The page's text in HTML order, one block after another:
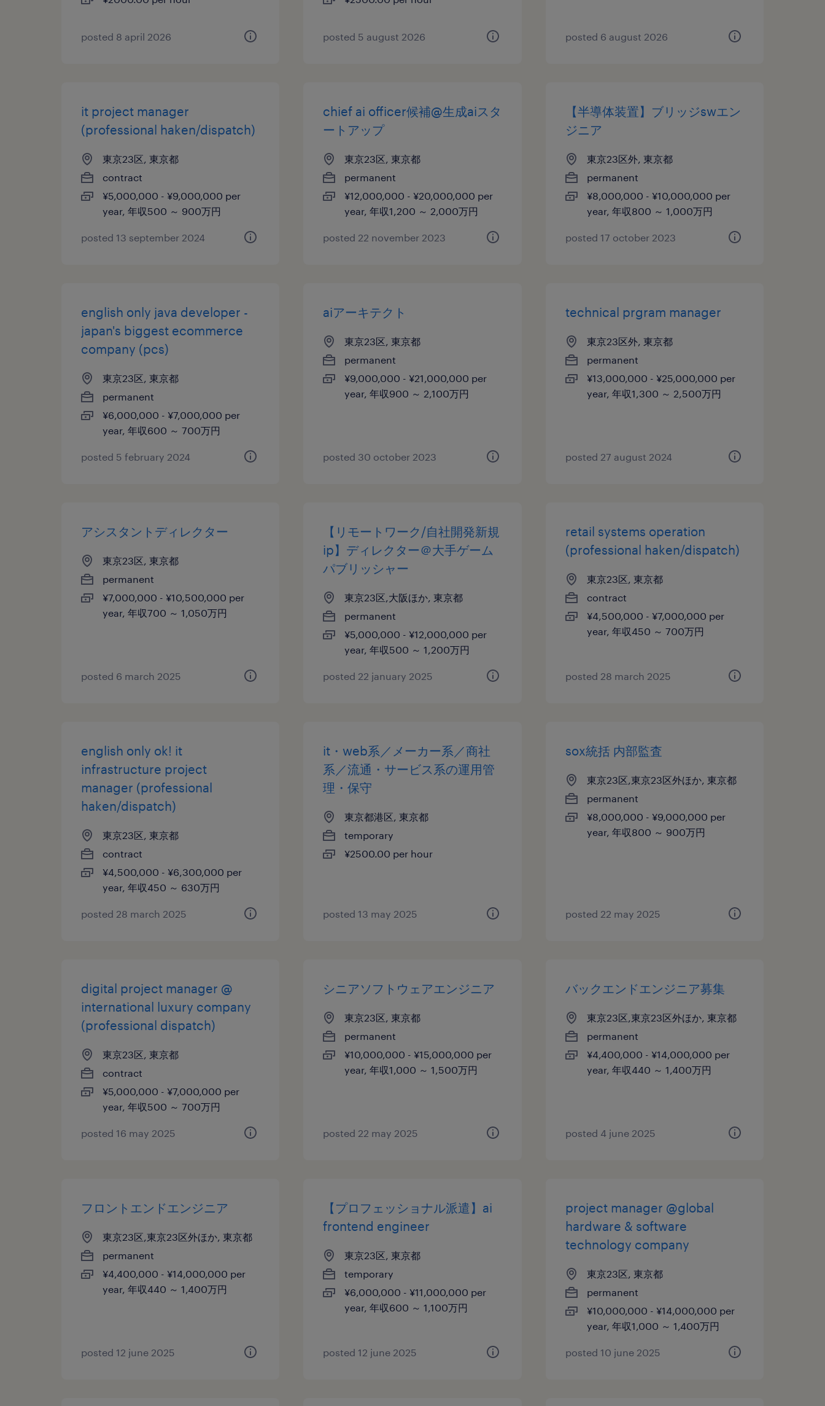
posted 8 april 2026 posted 5 august 2026 posted 6 august 2026
it project manager
(professional haken/dispatch)
東京23区, 東京都
contract
¥5,000,000 - ¥9,000,000 per
year, 年収500 ～ 900万円
posted 13 september 2024
chief ai officer候補@生成aiスタ
ートアップ
東京23区, 東京都
permanent
¥12,000,000 - ¥20,000,000 per
year, 年収1,200 ～ 2,000万円
posted 22 november 2023
【半導体装置】ブリッジswエン
ジニア
東京23区外, 東京都
permanent
¥8,000,000 - ¥10,000,000 per
year, 年収800 ～ 1,000万円
posted 17 october 2023
english only java developer -
japan's biggest ecommerce
company (pcs)
東京23区, 東京都
permanent
¥6,000,000 - ¥7,000,000 per
year, 年収600 ～ 700万円
posted 5 february 2024
aiアーキテクト
東京23区, 東京都
permanent
¥9,000,000 - ¥21,000,000 per
year, 年収900 ～ 2,100万円
posted 30 october 2023
technical prgram manager
東京23区外, 東京都
permanent
¥13,000,000 - ¥25,000,000 per
year, 年収1,300 ～ 2,500万円
posted 27 august 2024
アシスタントディレクター
東京23区, 東京都
permanent
¥7,000,000 - ¥10,500,000 per
year, 年収700 ～ 1,050万円
posted 6 march 2025
【リモートワーク/自社開発新規
ip】ディレクター＠大手ゲーム
パブリッシャー
東京23区,大阪ほか, 東京都
permanent
¥5,000,000 - ¥12,000,000 per
year, 年収500 ～ 1,200万円
posted 22 january 2025
retail systems operation
(professional haken/dispatch)
東京23区, 東京都
contract
¥4,500,000 - ¥7,000,000 per
year, 年収450 ～ 700万円
posted 28 march 2025
english only ok! it
infrastructure project
manager (professional
haken/dispatch)
東京23区, 東京都
contract
¥4,500,000 - ¥6,300,000 per
year, 年収450 ～ 630万円
posted 28 march 2025
it・web系／メーカー系／商社
系／流通・サービス系の運用管
理・保守
東京都港区, 東京都
temporary
¥2500.00 per hour
posted 13 may 2025
sox統括 内部監査
東京23区,東京23区外ほか, 東京都
permanent
¥8,000,000 - ¥9,000,000 per
year, 年収800 ～ 900万円
posted 22 may 2025
digital project manager @
international luxury company
(professional dispatch)
東京23区, 東京都
contract
¥5,000,000 - ¥7,000,000 per
year, 年収500 ～ 700万円
posted 16 may 2025
シニアソフトウェアエンジニア
東京23区, 東京都
permanent
¥10,000,000 - ¥15,000,000 per
year, 年収1,000 ～ 1,500万円
posted 22 may 2025
バックエンドエンジニア募集
東京23区,東京23区外ほか, 東京都
permanent
¥4,400,000 - ¥14,000,000 per
year, 年収440 ～ 1,400万円
posted 4 june 2025
フロントエンドエンジニア
東京23区,東京23区外ほか, 東京都
permanent
¥4,400,000 - ¥14,000,000 per
year, 年収440 ～ 1,400万円
posted 12 june 2025
【プロフェッショナル派遣】ai
frontend engineer
東京23区, 東京都
temporary
¥6,000,000 - ¥11,000,000 per
year, 年収600 ～ 1,100万円
posted 12 june 2025
project manager @global
hardware & software
technology company
東京23区, 東京都
permanent
¥10,000,000 - ¥14,000,000 per
year, 年収1,000 ～ 1,400万円
posted 10 june 2025